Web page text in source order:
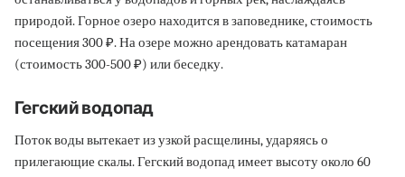
природой. Горное озеро находится в заповеднике, стоимость
посещения 300 ₽. На озере можно арендовать катамаран
(стоимость 300-500 ₽) или беседку.
Гегский водопад
Поток воды вытекает из узкой расщелины, ударяясь о
прилегающие скалы. Гегский водопад имеет высоту около 60